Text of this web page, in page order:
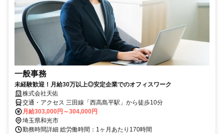
一般事務
未経験歓迎！月給30万以上◎安定企業でのオフィスワーク
株式会社天佑
交通・アクセス 三田線「西高島平駅」から徒歩10分
月給303,000円～304,000円
埼玉県和光市
勤務時間詳細 総労働時間：1ヶ月あたり170時間